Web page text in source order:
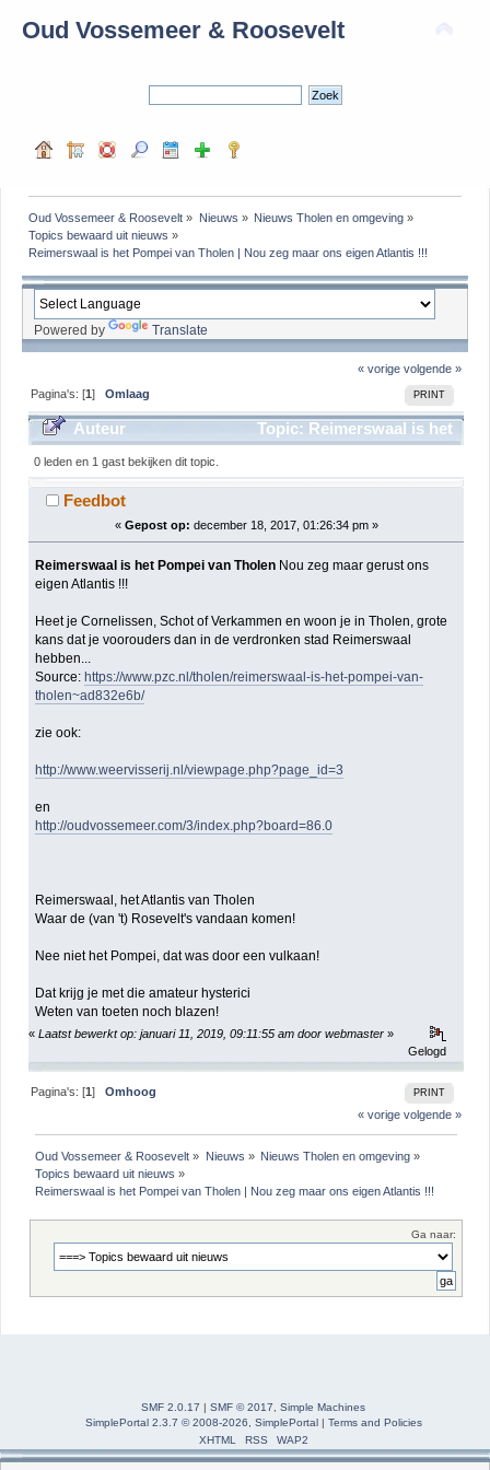
Oud Vossemeer & Roosevelt
Oud Vossemeer & Roosevelt » Nieuws » Nieuws Tholen en omgeving»
Topics bewaard uit nieuws »
Reimerswaal is het Pompei van Tholen | Nou zeg maar ons eigen Atlantis !!!
Powered by Translate
« vorige volgende »
PRINT
Pagina's: [1]Omlaag
Auteur
Topic: Reimerswaal is het
Pompei van Tholen | Nou zeg maar ons eigen Atlantis
!!! (gelezen 2171 keer)
0 leden en 1 gast bekijken dit topic.
Feedbot
« Gepost op: december 18, 2017, 01:26:34 pm »
Reimerswaal is het Pompei van Tholen Nou zeg maar gerust ons
eigen Atlantis !!!
Heet je Cornelissen, Schot of Verkammen en woon je in Tholen, grote
kans dat je voorouders dan in de verdronken stad Reimerswaal
hebben...
Source:https://www.pzc.nl/tholen/reimerswaal-is-het-pompei-van-
tholen~ad832e6b/
zie ook:
http://www.weervisserij.nl/viewpage.php?page_id=3
en
http://oudvossemeer.com/3/index.php?board=86.0
Reimerswaal, het Atlantis van Tholen
Waar de (van 't) Rosevelt's vandaan komen!
Nee niet het Pompei, dat was door een vulkaan!
Dat krijg je met die amateur hysterici
Weten van toeten noch blazen!
« Laatst bewerkt op: januari 11, 2019, 09:11:55 am door webmaster »
Gelogd
PRINT
Pagina's: [1]Omhoog
« vorige volgende »
Oud Vossemeer & Roosevelt » Nieuws » Nieuws Tholen en omgeving»
Topics bewaard uit nieuws »
Reimerswaal is het Pompei van Tholen | Nou zeg maar ons eigen Atlantis !!!
Ga naar:
SMF 2.0.17 | SMF © 2017
Simple Machines
SimplePortal 2.3.7 © 2008-2026, SimplePortal| Terms and Policies
XHTML
RSS WAP2